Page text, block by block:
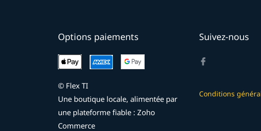
Options paiements
© Flex TI
Une boutique locale, alimentée par
une plateforme fiable : Zoho
Commerce
Suivez-nous
Conditions